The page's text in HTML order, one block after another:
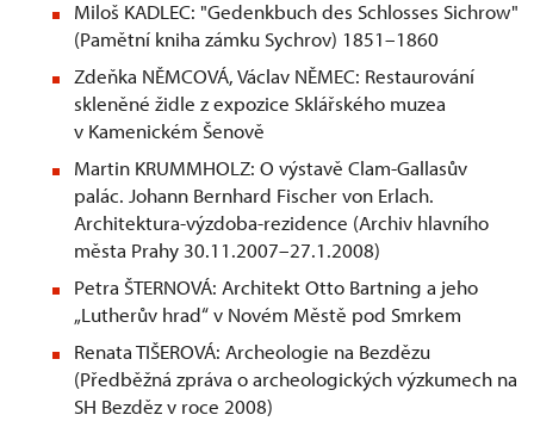
Miloš KADLEC: "Gedenkbuch des Schlosses Sichrow"
(Pamětní kniha zámku Sychrov) 1851–1860
Zdeňka NĚMCOVÁ, Václav NĚMEC: Restaurování
skleněné židle z expozice Sklářského muzea
v Kamenickém Šenově
Martin KRUMMHOLZ: O výstavě Clam-Gallasův
palác. Johann Bernhard Fischer von Erlach.
Architektura-výzdoba-rezidence (Archiv hlavního
města Prahy 30.11.2007–27.1.2008)
Petra ŠTERNOVÁ: Architekt Otto Bartning a jeho
„Lutherův hrad“ v Novém Městě pod Smrkem
Renata TIŠEROVÁ: Archeologie na Bezdězu
(Předběžná zpráva o archeologických výzkumech na
SH Bezděz v roce 2008)